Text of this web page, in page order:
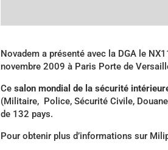
Novadem a présenté avec la DGA le
novembre 2009 à Paris Porte de
Cesalon mondial de la sécurité
(Militaire, Police, Sécurité Civile,
de 132 pays.
Pour obtenir plus d’informations sur